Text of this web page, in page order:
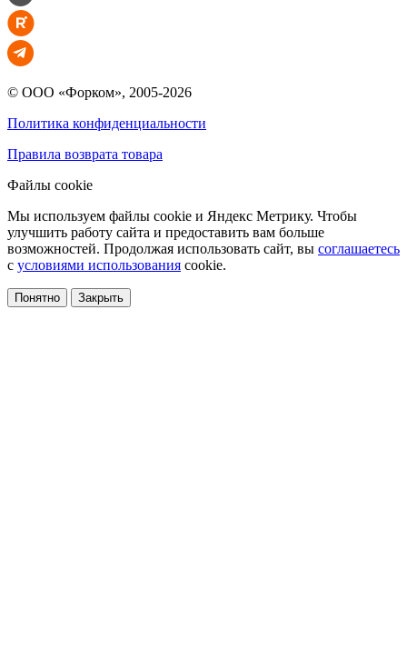
© ООО «Форком», 2005-2026
Политика конфиденциальности
Правила возврата товара
Файлы cookie
Мы используем файлы cookie и Яндекс Метрику. Чтобы
улучшить работу сайта и предоставить вам больше
возможностей. Продолжая использовать сайт, вы соглашаетесь
с условиями использования cookie.
Понятно Закрыть